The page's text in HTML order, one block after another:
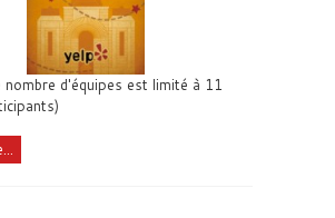
d'équipes est limité à 11